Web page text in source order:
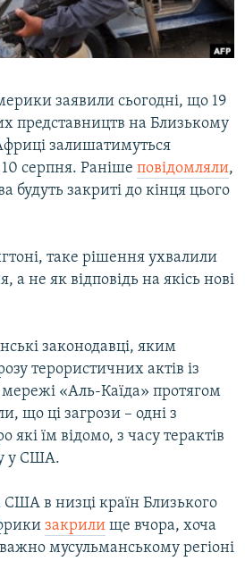
заявили сьогодні, що 19
представництв на Близькому
залишатимуться
серпня. Раніше повідомляли,
будуть закриті до кінця цього
таке рішення ухвалили
а не як відповідь на якісь нові
законодавці, яким
терористичних актів із
мережі «Аль-Каїда» протягом
що ці загрози – одні з
їм відомо, з часу терактів
у США.
в низці країн Близького
закрили ще вчора, хоча
мусульманському регіоні